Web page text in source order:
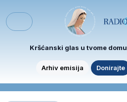
Menu
Kršćanski glas u tvome domu
Arhiv emisija Donirajte